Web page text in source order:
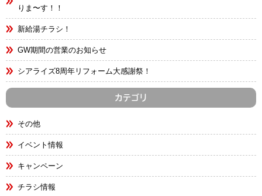
りま〜す！！
新給湯チラシ！
GW期間の営業のお知らせ
シアライズ8周年リフォーム大感謝祭！
カテゴリ
その他
イベント情報
キャンペーン
チラシ情報